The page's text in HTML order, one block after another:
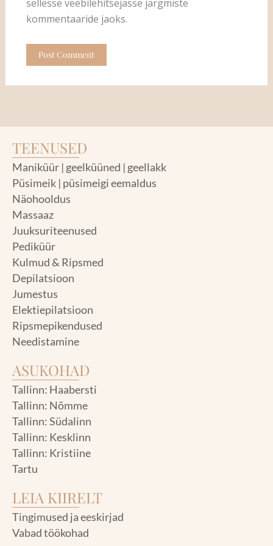
sellesse veebilehitsejasse järgmiste
kommentaaride jaoks.
TEENUSED
Maniküür | geelküüned | geellakk
Püsimeik | püsimeigi eemaldus
Näohooldus
Massaaz
Juuksuriteenused
Pediküür
Kulmud & Ripsmed
Depilatsioon
Jumestus
Elektiepilatsioon
Ripsmepikendused
Needistamine
ASUKOHAD
Tallinn: Haabersti
Tallinn: Nõmme
Tallinn: Südalinn
Tallinn: Kesklinn
Tallinn: Kristiine
Tartu
LEIA KIIRELT
Tingimused ja eeskirjad
Vabad töökohad